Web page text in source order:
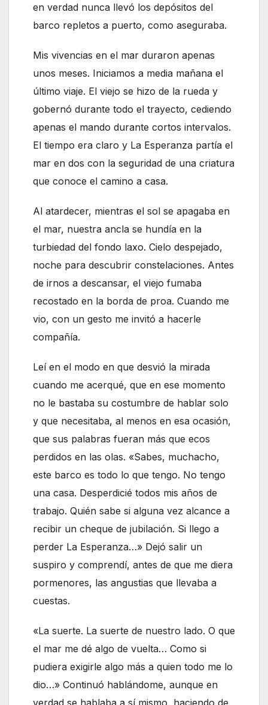
en verdad nunca llevó los depósitos del
barco repletos a puerto, como aseguraba.
Mis vivencias en el mar duraron apenas
unos meses. Iniciamos a media mañana el
último viaje. El viejo se hizo de la rueda y
gobernó durante todo el trayecto, cediendo
apenas el mando durante cortos intervalos.
El tiempo era claro y La Esperanza partía el
mar en dos con la seguridad de una criatura
que conoce el camino a casa.
Al atardecer, mientras el sol se apagaba en
el mar, nuestra ancla se hundía en la
turbiedad del fondo laxo. Cielo despejado,
noche para descubrir constelaciones. Antes
de irnos a descansar, el viejo fumaba
recostado en la borda de proa. Cuando me
vio, con un gesto me invitó a hacerle
compañía.
Leí en el modo en que desvió la mirada
cuando me acerqué, que en ese momento
no le bastaba su costumbre de hablar solo
y que necesitaba, al menos en esa ocasión,
que sus palabras fueran más que ecos
perdidos en las olas. «Sabes, muchacho,
este barco es todo lo que tengo. No tengo
una casa. Desperdicié todos mis años de
trabajo. Quién sabe si alguna vez alcance a
recibir un cheque de jubilación. Si llego a
perder La Esperanza…» Dejó salir un
suspiro y comprendí, antes de que me diera
pormenores, las angustias que llevaba a
cuestas.
«La suerte. La suerte de nuestro lado. O que
el mar me dé algo de vuelta… Como si
pudiera exigirle algo más a quien todo me lo
dio…» Continuó hablándome, aunque en
verdad se hablaba a sí mismo, haciendo de